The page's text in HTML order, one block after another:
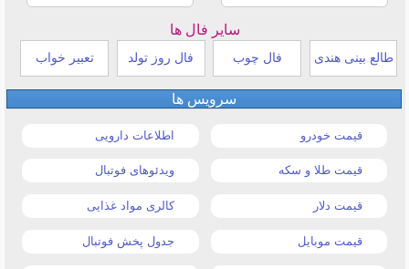
سایر فال ها
طالع بینی هندی فال چوب فال روز تولد تعبیر خواب
سرویس ها
قیمت خودرو اطلاعات دارویی
قیمت طلا و سکه ویدئوهای فوتبال
قیمت دلار کالری مواد غذایی
قیمت موبایل جدول پخش فوتبال